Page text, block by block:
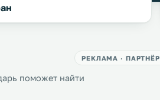
РЕКЛАМА · ПАРТНЁР
поможет найти